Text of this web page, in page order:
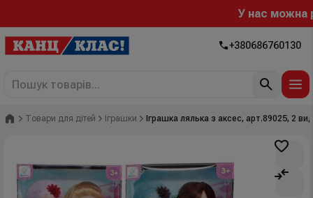
У нас можна
+380686760130
Головна
Товари для дітей Іграшки Іграшка лялька з аксес, арт.89025, 2